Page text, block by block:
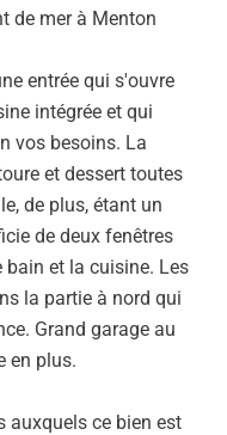
de mer à Menton
entrée qui s'ouvre
intégrée et qui
vos besoins. La
et dessert toutes
de plus, étant un
de deux fenêtres
et la cuisine. Les
la partie à nord qui
Grand garage au
en plus.
auxquels ce bien est